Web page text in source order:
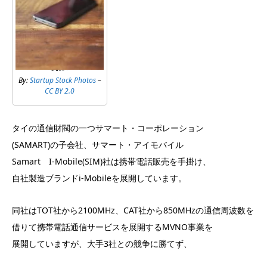
By:Startup Stock Photos–
CC BY 2.0
タイの通信財閥の一つサマート・コーポレーション
(SAMART)の子会社、サマート・アイモバイル
Samart I-Mobile(SIM)社は携帯電話販売を手掛け、
自社製造ブランドi-Mobileを展開しています。
同社はTOT社から2100MHz、CAT社から850MHzの通信周波数を
借りて携帯電話通信サービスを展開するMVNO事業を
展開していますが、大手3社との競争に勝てず、